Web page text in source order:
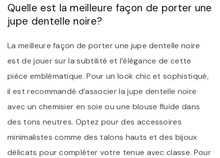
Quelle est la meilleure façon de porter une
jupe dentelle noire?
La meilleure façon de porter une jupe dentelle noire
est de jouer sur la subtilité et l’élégance de cette
pièce emblématique. Pour un look chic et sophistiqué,
il est recommandé d’associer la jupe dentelle noire
avec un chemisier en soie ou une blouse fluide dans
des tons neutres. Optez pour des accessoires
minimalistes comme des talons hauts et des bijoux
délicats pour compléter votre tenue avec classe. Pour